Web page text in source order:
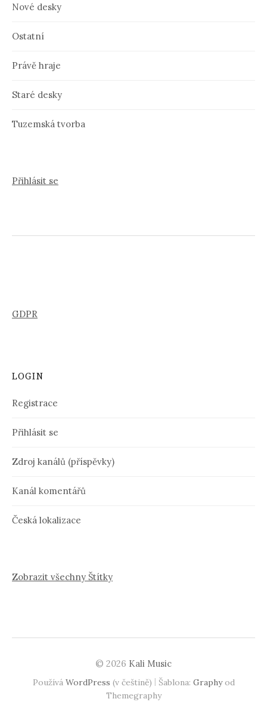
Nové desky
Ostatní
Právě hraje
Staré desky
Tuzemská tvorba
Přihlásit se
GDPR
LOGIN
Registrace
Přihlásit se
Zdroj kanálů (příspěvky)
Kanál komentářů
Česká lokalizace
Zobrazit všechny Štítky
© 2026 Kali Music
Používá WordPress (v češtině) | Šablona: Graphyod
Themegraphy